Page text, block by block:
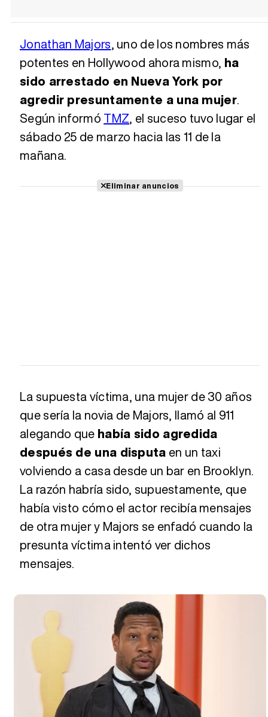
Jonathan Majors, uno de los nombres más
potentes en Hollywood ahora mismo, ha
sido arrestado en Nueva York por
agredir presuntamente a una mujer.
Según informó TMZ, el suceso tuvo lugar el
sábado 25 de marzo hacia las 11 de la
mañana.
Eliminar anuncios
La supuesta víctima, una mujer de 30 años
que sería la novia de Majors, llamó al 911
alegando que había sido agredida
después de una disputa en un taxi
volviendo a casa desde un bar en Brooklyn.
La razón habría sido, supuestamente, que
había visto cómo el actor recibía mensajes
de otra mujer y Majors se enfadó cuando la
presunta víctima intentó ver dichos
mensajes.